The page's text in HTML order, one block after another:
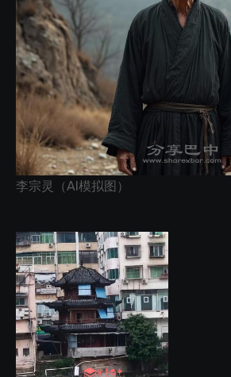
李宗灵（AI模拟图）